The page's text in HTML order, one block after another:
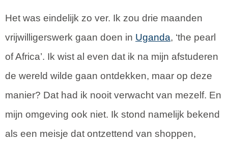
Het was eindelijk zo ver. Ik zou drie maanden
vrijwilligerswerk gaan doen in Uganda, ‘the pearl
of Africa’. Ik wist al even dat ik na mijn afstuderen
de wereld wilde gaan ontdekken, maar op deze
manier? Dat had ik nooit verwacht van mezelf. En
mijn omgeving ook niet. Ik stond namelijk bekend
als een meisje dat ontzettend van shoppen,